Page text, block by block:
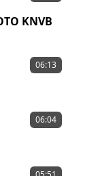
KNVB
06:13
06:04